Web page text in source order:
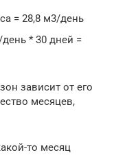
= 28,8 м3/день
* 30 дней =
зависит от его
месяцев,
то месяц